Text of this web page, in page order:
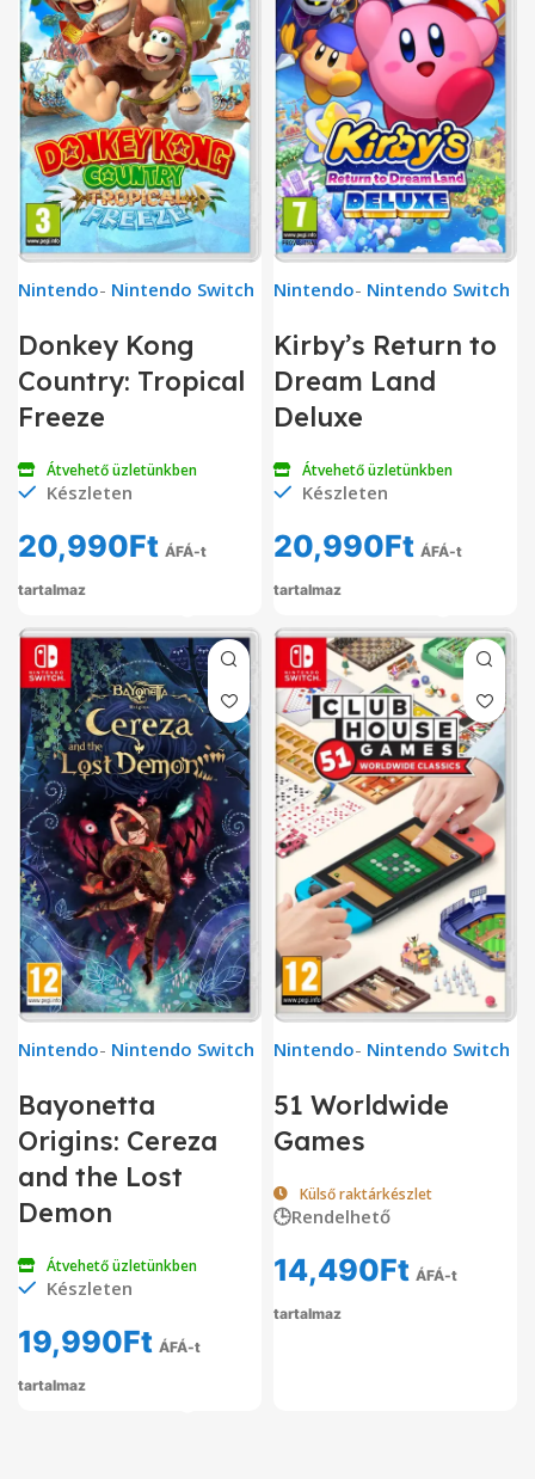
Nintendo- Nintendo Switch
Donkey Kong
Country: Tropical
Freeze
Átvehető üzletünkben
Készleten
20,990Ft ÁFÁ-t
tartalmaz
Nintendo- Nintendo Switch
Kirby’s Return to
Dream Land
Deluxe
Átvehető üzletünkben
Készleten
20,990Ft ÁFÁ-t
tartalmaz
Nintendo- Nintendo Switch
Bayonetta
Origins: Cereza
and the Lost
Demon
Átvehető üzletünkben
Készleten
19,990Ft ÁFÁ-t
tartalmaz
Nintendo- Nintendo Switch
51 Worldwide
Games
Külső raktárkészlet
🕒Rendelhető
14,490Ft ÁFÁ-t
tartalmaz